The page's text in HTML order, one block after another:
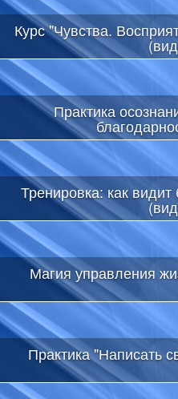
Курс "Чувства.
Практика
Тренировка: как
Магия управления
Практика "Написать